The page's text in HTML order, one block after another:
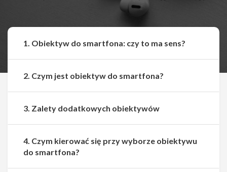
1. Obiektyw do smartfona: czy to ma sens?
2. Czym jest obiektyw do smartfona?
3. Zalety dodatkowych obiektywów
4. Czym kierować się przy wyborze obiektywu
do smartfona?